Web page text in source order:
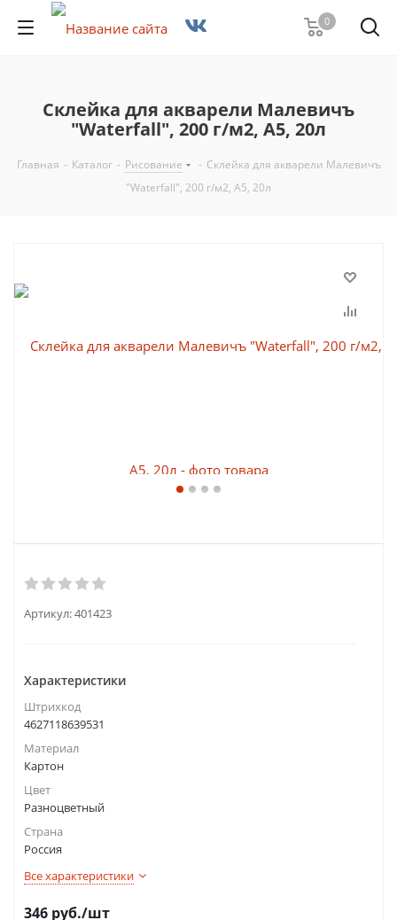
0
Склейка для акварели Малевичъ
"Waterfall", 200 г/м2, А5, 20л
Главная - Каталог - Рисование - Склейка для акварели Малевичъ
"Waterfall", 200 г/м2, А5, 20л
Артикул:401423
Характеристики
Штрихкод
4627118639531
Материал
Картон
Цвет
Разноцветный
Страна
Россия
Все характеристики
346 руб./шт